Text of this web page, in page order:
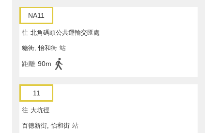
NA11
往 北角碼頭公共運輸交匯處
糖街, 怡和街 站
距離 90m
11
往 大坑徑
百德新街, 怡和街 站